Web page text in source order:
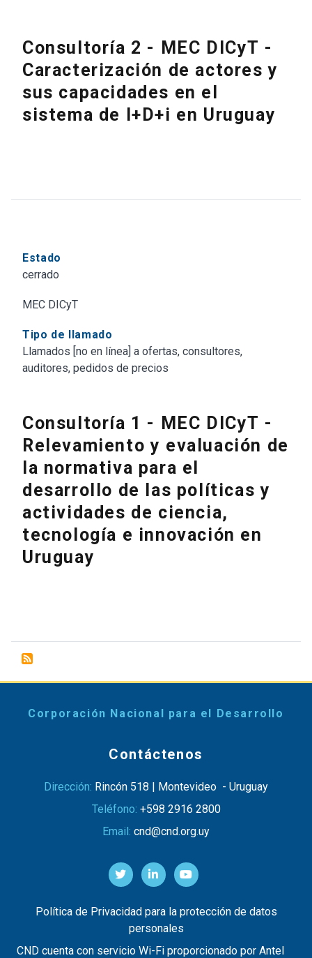
Consultoría 2 - MEC DICyT -
Caracterización de actores y
sus capacidades en el
sistema de I+D+i en Uruguay
Estado
cerrado
MEC DICyT
Tipo de llamado
Llamados [no en línea] a ofertas, consultores,
auditores, pedidos de precios
Consultoría 1 - MEC DICyT -
Relevamiento y evaluación de
la normativa para el
desarrollo de las políticas y
actividades de ciencia,
tecnología e innovación en
Uruguay
Corporación Nacional para el Desarrollo
Contáctenos
Dirección: Rincón 518 | Montevideo - Uruguay
Teléfono: +598 2916 2800
Email: cnd@cnd.org.uy
Política de Privacidad para la protección de datos
personales
CND cuenta con servicio Wi-Fi proporcionado por Antel